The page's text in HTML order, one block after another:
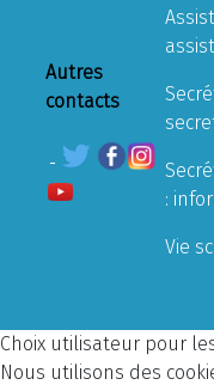
Autres
contacts
:
Vie
Choix utilisateur pour
Nous utilisons des